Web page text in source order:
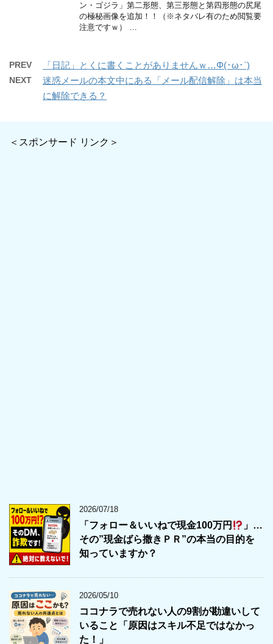
ン・ゴジラ」第二形態、第三形態と第四形態の尻尾
の極秘画像を追加！！（※ネタバレ有のため閲覧要
注意ですｗ） …
PREV 「日記」とくに書くことがありませんｗ…Φ(･ω･`)
NEXT
迷惑メールの本文中にある「メール配信解除」は本当
に解除できる？
＜スポンサード リンク＞
2026/07/18
「フォロー＆いいねで現金100万円
」…
その”現金ばら撒きＰＲ”の本当の目的を
知っていますか？
2026/05/10
ココナラで売れない人の9割が勘違いして
いること「原因はスキル不足ではなかっ
た！」